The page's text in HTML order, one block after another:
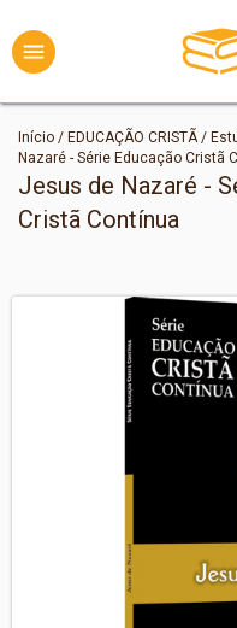
Início / EDUCAÇÃO CRISTÃ /
Nazaré - Série Educação Cristã
Jesus de Nazaré -
Cristã Contínua